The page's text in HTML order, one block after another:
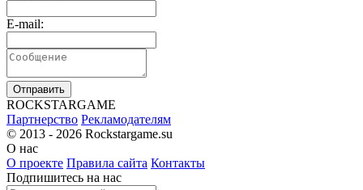
E-mail:
Отправить
ROCKSTARGAME
Партнерство Рекламодателям
© 2013 - 2026 Rockstargame.su
О нас
О проекте Правила сайта Контакты
Подпишитесь на нас